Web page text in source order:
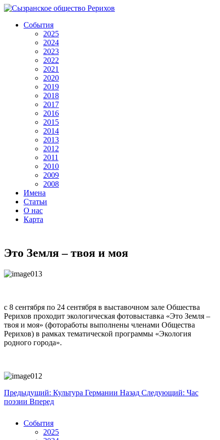
События
2025
2024
2023
2022
2021
2020
2019
2018
2017
2016
2015
2014
2013
2012
2011
2010
2009
2008
Имена
Статьи
О нас
Карта
Это Земля – твоя и моя
с 8 сентября по 24 сентября в выставочном зале Обшества
Рерихов проходит экологическая фотовыставка «Это Земля –
твоя и моя» (фотоработы выполнены членами Общества
Рерихов) в рамках тематической программы «Экология
родного города».
Предыдущий: Культура Германии Назад Следующий: Час
поэзии Вперед
События
2025